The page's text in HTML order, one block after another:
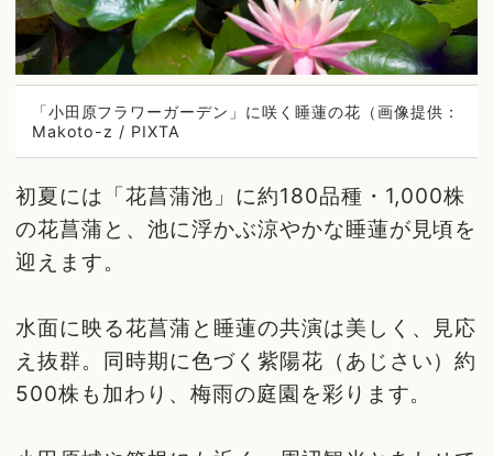
「小田原フラワーガーデン」に咲く睡蓮の花（画像提供：
Makoto-z / PIXTA
初夏には「花菖蒲池」に約180品種・1,000株
の花菖蒲と、池に浮かぶ涼やかな睡蓮が見頃を
迎えます。
水面に映る花菖蒲と睡蓮の共演は美しく、見応
え抜群。同時期に色づく紫陽花（あじさい）約
500株も加わり、梅雨の庭園を彩ります。